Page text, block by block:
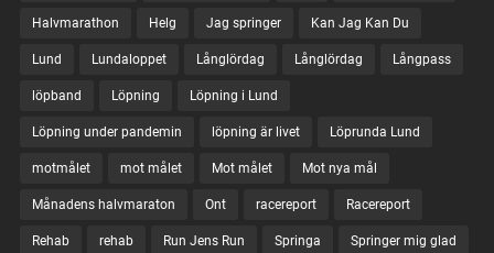
Halvmarathon Helg Jag springer Kan Jag Kan Du
Lund Lundaloppet Långlördag Långlördag Långpass
löpband Löpning Löpning i Lund
Löpning under pandemin löpning är livet Löprunda Lund
motmålet mot målet Mot målet Mot nya mål
Månadens halvmaraton Ont racereport Racereport
Rehab rehab Run Jens Run Springa Springer mig glad